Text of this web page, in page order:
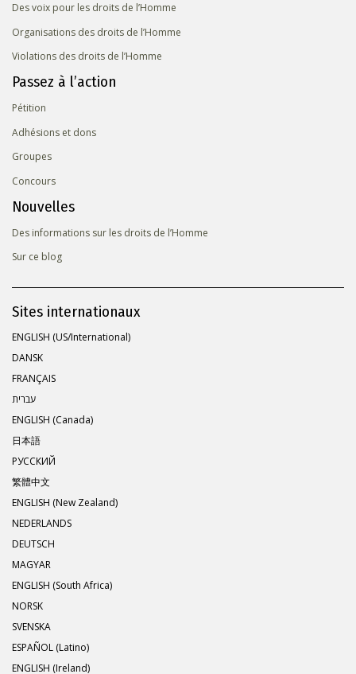
Des voix pour les droits de l’Homme
Organisations des droits de l’Homme
Violations des droits de l’Homme
Passez à l’action
Pétition
Adhésions et dons
Groupes
Concours
Nouvelles
Des informations sur les droits de l’Homme
Sur ce blog
Sites internationaux
ENGLISH (US/International)
DANSK
FRANÇAIS
עברית
ENGLISH (Canada)
日本語
РУССКИЙ
繁體中文
ENGLISH (New Zealand)
NEDERLANDS
DEUTSCH
MAGYAR
ENGLISH (South Africa)
NORSK
SVENSKA
ESPAÑOL (Latino)
ENGLISH (Ireland)